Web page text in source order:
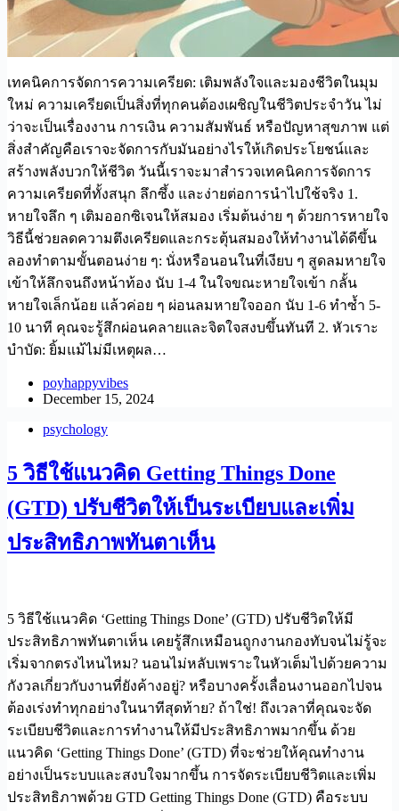
เทคนิคการจัดการความเครียด: เติมพลังใจและมองชีวิตในมุม
ใหม่ ความเครียดเป็นสิ่งที่ทุกคนต้องเผชิญในชีวิตประจำวัน ไม่
ว่าจะเป็นเรื่องงาน การเงิน ความสัมพันธ์ หรือปัญหาสุขภาพ แต่
สิ่งสำคัญคือเราจะจัดการกับมันอย่างไรให้เกิดประโยชน์และ
สร้างพลังบวกให้ชีวิต วันนี้เราจะมาสำรวจเทคนิคการจัดการ
ความเครียดที่ทั้งสนุก ลึกซึ้ง และง่ายต่อการนำไปใช้จริง 1.
หายใจลึก ๆ เติมออกซิเจนให้สมอง เริ่มต้นง่าย ๆ ด้วยการหายใจ
วิธีนี้ช่วยลดความตึงเครียดและกระตุ้นสมองให้ทำงานได้ดีขึ้น
ลองทำตามขั้นตอนง่าย ๆ: นั่งหรือนอนในที่เงียบ ๆ สูดลมหายใจ
เข้าให้ลึกจนถึงหน้าท้อง นับ 1-4 ในใจขณะหายใจเข้า กลั้น
หายใจเล็กน้อย แล้วค่อย ๆ ผ่อนลมหายใจออก นับ 1-6 ทำซ้ำ 5-
10 นาที คุณจะรู้สึกผ่อนคลายและจิตใจสงบขึ้นทันที 2. หัวเราะ
บำบัด: ยิ้มแม้ไม่มีเหตุผล…
poyhappyvibes
December 15, 2024
psychology
5 วิธีใช้แนวคิด Getting Things Done
(GTD) ปรับชีวิตให้เป็นระเบียบและเพิ่ม
ประสิทธิภาพทันตาเห็น
5 วิธีใช้แนวคิด ‘Getting Things Done’ (GTD) ปรับชีวิตให้มี
ประสิทธิภาพทันตาเห็น เคยรู้สึกเหมือนถูกงานกองทับจนไม่รู้จะ
เริ่มจากตรงไหนไหม? นอนไม่หลับเพราะในหัวเต็มไปด้วยความ
กังวลเกี่ยวกับงานที่ยังค้างอยู่? หรือบางครั้งเลื่อนงานออกไปจน
ต้องเร่งทำทุกอย่างในนาทีสุดท้าย? ถ้าใช่! ถึงเวลาที่คุณจะจัด
ระเบียบชีวิตและการทำงานให้มีประสิทธิภาพมากขึ้น ด้วย
แนวคิด ‘Getting Things Done’ (GTD) ที่จะช่วยให้คุณทำงาน
อย่างเป็นระบบและสงบใจมากขึ้น การจัดระเบียบชีวิตและเพิ่ม
ประสิทธิภาพด้วย GTD Getting Things Done (GTD) คือระบบ